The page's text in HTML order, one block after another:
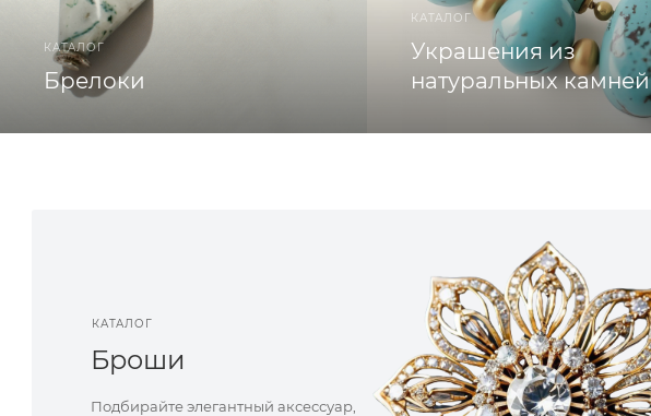
КАТАЛОГ
Брелоки
КАТАЛОГ
Украшения из
натуральных камней
КАТАЛОГ
Броши
Подбирайте элегантный аксессуар,